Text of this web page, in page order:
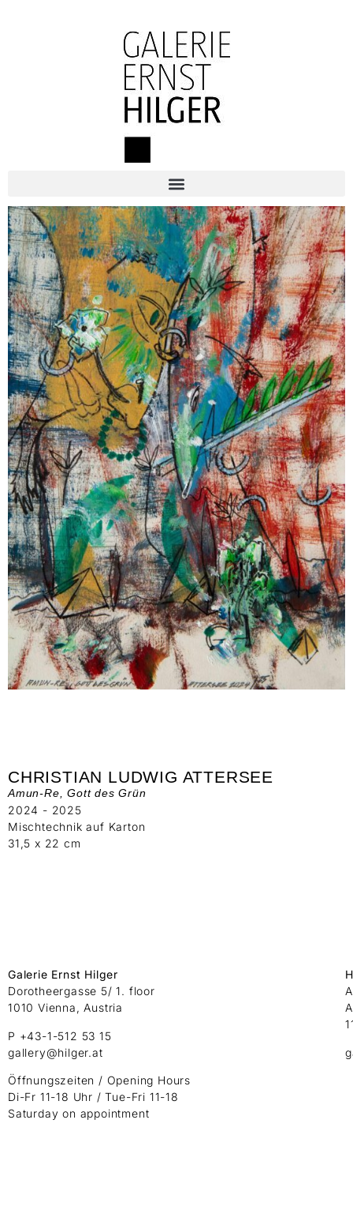
CHRISTIAN LUDWIG ATTERSEE
Amun-Re, Gott des Grün
2024 - 2025
Mischtechnik auf Karton
31,5 x 22 cm
Galerie Ernst Hilger
Dorotheergasse 5/ 1. floor
1010 Vienna, Austria
P +43-1-512 53 15
gallery@hilger.at
Öffnungszeiten / Opening Hours
Di-Fr 11-18 Uhr / Tue-Fri 11-18
Saturday on appointment